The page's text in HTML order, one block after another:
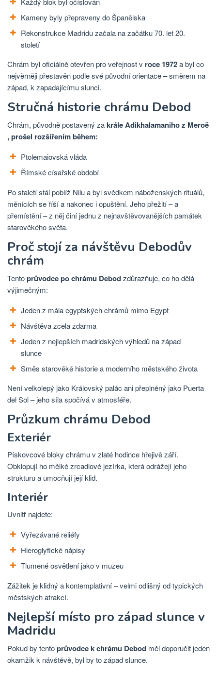
Kameny byly přepraveny do Španělska
Rekonstrukce Madridu začala na začátku 70. let 20.
století
Chrám byl oficiálně otevřen pro veřejnost v roce 1972a byl co
nejvěrněji přestavěn podle své původní orientace – směrem na
západ, k zapadajícímu slunci.
Stručná historie chrámu Debod
Chrám, původně postavený zakrále Adikhalamaniho z Meroë
, prošel rozšířením během:
Ptolemaiovská vláda
Římské císařské období
Po staletí stál poblíž Nilu a byl svědkem náboženských rituálů,
měnících se říší a nakonec i opuštění. Jeho přežití – a
přemístění – z něj činí jednu z nejnavštěvovanějších památek
starověkého světa.
Proč stojí za návštěvu Debodův
chrám
Tentoprůvodce po chrámu Debodzdůrazňuje, co ho dělá
výjimečným:
Jeden z mála egyptských chrámů mimo Egypt
Návštěva zcela zdarma
Jeden z nejlepších madridských výhledů na západ
slunce
Směs starověké historie a moderního městského života
Není velkolepý jako Královský palác ani přeplněný jako Puerta
del Sol – jeho síla spočívá v atmosféře.
Průzkum chrámu Debod
Exteriér
Pískovcové bloky chrámu v zlaté hodince hřejivě září.
Obklopují ho mělké zrcadlové jezírka, která odrážejí jeho
strukturu a umocňují její klid.
Interiér
Uvnitř najdete:
Vyřezávané reliéfy
Hieroglyfické nápisy
Tlumené osvětlení jako v muzeu
Zážitek je klidný a kontemplativní – velmi odlišný od typických
městských atrakcí.
Nejlepší místo pro západ slunce v
Madridu
Pokud by tentoprůvodce k chrámu Debod měl doporučit jeden
okamžik k návštěvě, byl by to západ slunce.